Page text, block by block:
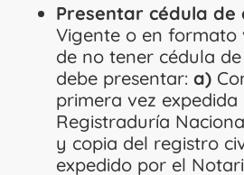
Presentar cédula de
Vigente o en formato
de no tener cédula
debe presentar:a)
primera vez expedida
Registraduría
y copia del registro
expedido por el